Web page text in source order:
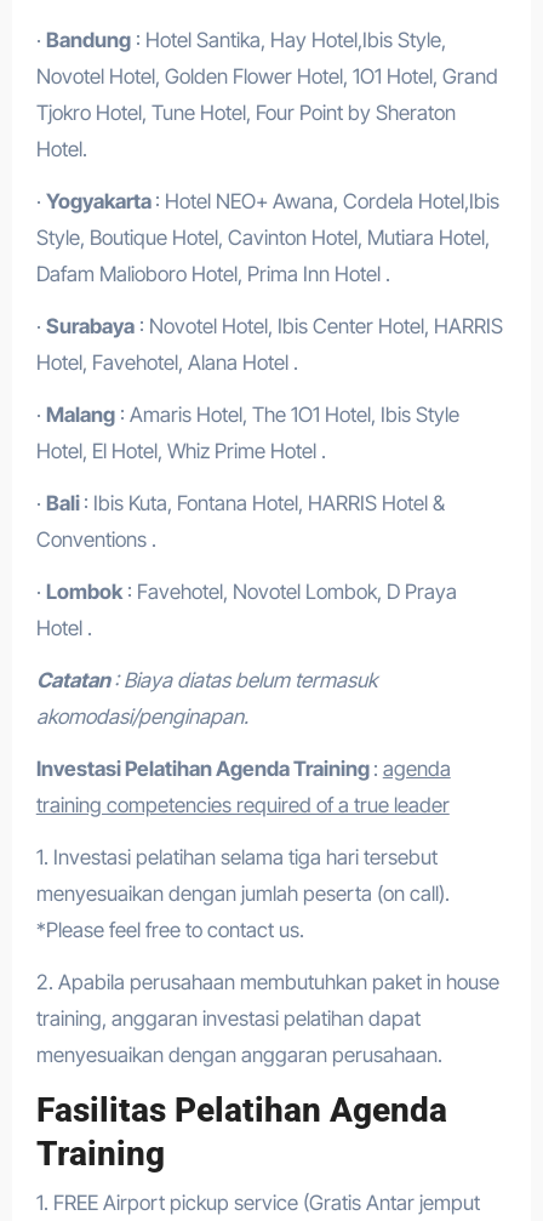
· Bandung: Hotel Santika, Hay Hotel,Ibis Style,
Novotel Hotel, Golden Flower Hotel, 1O1 Hotel, Grand
Tjokro Hotel, Tune Hotel, Four Point by Sheraton
Hotel.
· Yogyakarta : Hotel NEO+ Awana, Cordela Hotel,Ibis
Style, Boutique Hotel, Cavinton Hotel, Mutiara Hotel,
Dafam Malioboro Hotel, Prima Inn Hotel .
· Surabaya: Novotel Hotel, Ibis Center Hotel, HARRIS
Hotel, Favehotel, Alana Hotel .
· Malang: Amaris Hotel, The 1O1 Hotel, Ibis Style
Hotel, El Hotel, Whiz Prime Hotel .
· Bali : Ibis Kuta, Fontana Hotel, HARRIS Hotel &
Conventions .
· Lombok: Favehotel, Novotel Lombok, D Praya
Hotel .
Catatan: Biaya diatas belum termasuk
akomodasi/penginapan.
Investasi Pelatihan Agenda Training : agenda
training competencies required of a true leader
1. Investasi pelatihan selama tiga hari tersebut
menyesuaikan dengan jumlah peserta (on call).
*Please feel free to contact us.
2. Apabila perusahaan membutuhkan paket in house
training, anggaran investasi pelatihan dapat
menyesuaikan dengan anggaran perusahaan.
Fasilitas Pelatihan Agenda
Training
1. FREE Airport pickup service (Gratis Antar jemput